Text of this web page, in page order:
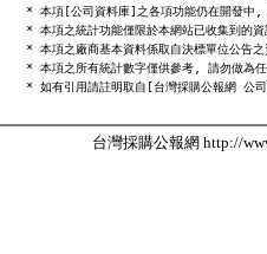
* 本項[公司資料庫]之各項功能仍在開發中,
* 本項之統計功能僅限於本網站已收集到的
* 本項之廠商基本資料係取自決標單位公告
* 本項之所有統計數字僅供參考, 請勿做為任
台灣採購公報網 http://